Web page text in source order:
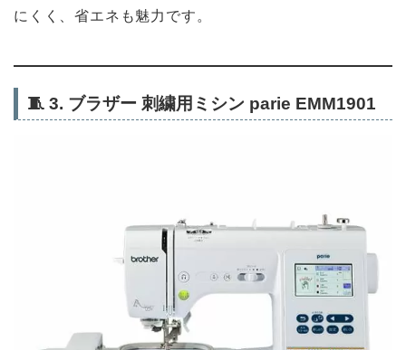
にくく、省エネも魅力です。
🧵 3. ブラザー 刺繍用ミシン parie EMM1901